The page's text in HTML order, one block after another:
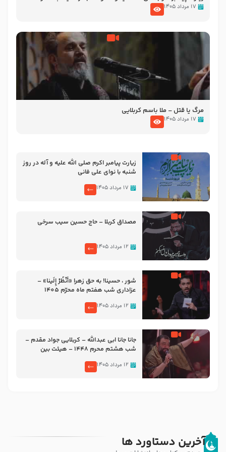
تصاویری از مسجد النبی
۱۷ مرداد ۱۴۰۵
مرگ یا قتل – ملا باسم کربلایی
۱۷ مرداد ۱۴۰۵
زیارت پیامبر اکرم صلی الله علیه و آله در روز
شنبه با نوای علی فانی
۱۷ مرداد ۱۴۰۵
مصداق کربلا – حاج حسین سیب سرخی
۱۲ مرداد ۱۴۰۵
شور ، حسینا! به‌ حق زهرا «أُنْظُرْ إِلَینا» –
عزاداری شب هفتم ماه محرّم 1405
۱۲ مرداد ۱۴۰۵
جانا جانا ابی عبدالله – کربلایی جواد مقدم –
شب هشتم محرم 1448 – هیئت بین
۱۲ مرداد ۱۴۰۵
آخرین دستاورد ها